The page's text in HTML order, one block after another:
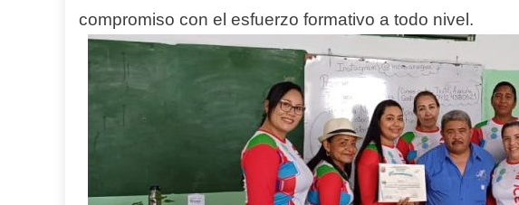
compromiso con el esfuerzo formativo a todo nivel.